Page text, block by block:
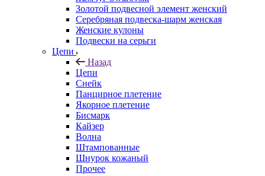
Золотой подвесной элемент женcкий
Серебряная подвеска-шарм женская
Женские кулоны
Подвески на серьги
Цепи
Назад
Цепи
Снейк
Панцирное плетение
Якорное плетение
Бисмарк
Кайзер
Волна
Штампованные
Шнурок кожаный
Прочее